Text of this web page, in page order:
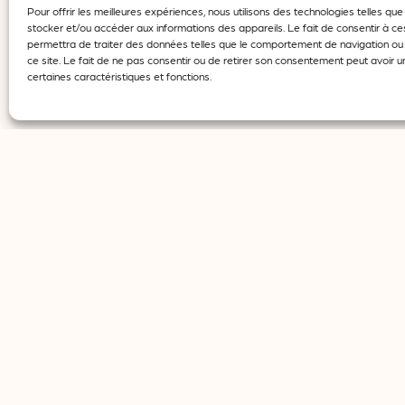
Pour offrir les meilleures expériences, nous utilisons des technologies telles
stocker et/ou accéder aux informations des appareils. Le fait de consentir à
permettra de traiter des données telles que le comportement de navigation ou
ce site. Le fait de ne pas consentir ou de retirer son consentement peut avoir
certaines caractéristiques et fonctions.